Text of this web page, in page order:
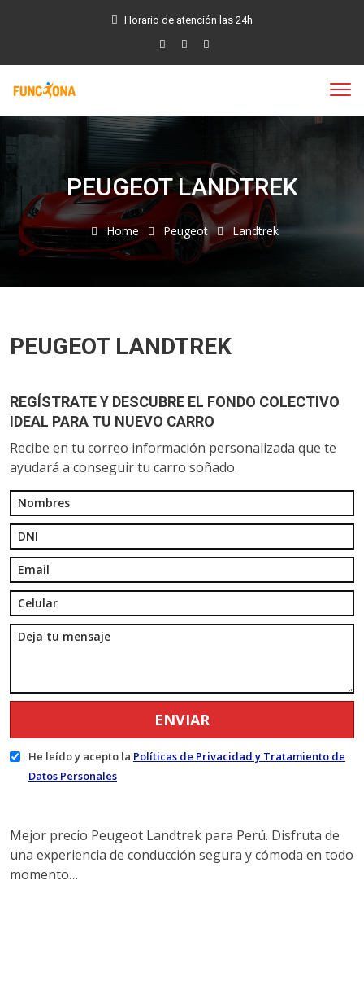
Horario de atención las 24h
PEUGEOT LANDTREK
Home Peugeot Landtrek
PEUGEOT LANDTREK
REGÍSTRATE Y DESCUBRE EL FONDO COLECTIVO
IDEAL PARA TU NUEVO CARRO
Recibe en tu correo información personalizada que te
ayudará a conseguir tu carro soñado.
He leído y acepto la Políticas de Privacidad y Tratamiento de
Datos Personales
Mejor precio Peugeot Landtrek para Perú. Disfruta de
una experiencia de conducción segura y cómoda en todo
momento…